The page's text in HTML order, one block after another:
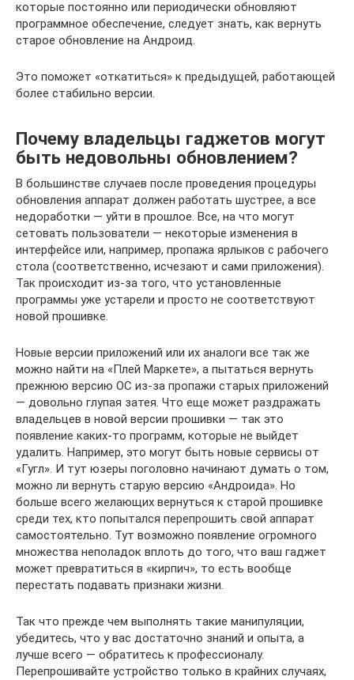
которые постоянно или периодически обновляют
программное обеспечение, следует знать, как вернуть
старое обновление на Андроид.
Это поможет «откатиться» к предыдущей, работающей
более стабильно версии.
Почему владельцы гаджетов могут
быть недовольны обновлением?
В большинстве случаев после проведения процедуры
обновления аппарат должен работать шустрее, а все
недоработки — уйти в прошлое. Все, на что могут
сетовать пользователи — некоторые изменения в
интерфейсе или, например, пропажа ярлыков с рабочего
стола (соответственно, исчезают и сами приложения).
Так происходит из-за того, что установленные
программы уже устарели и просто не соответствуют
новой прошивке.
Новые версии приложений или их аналоги все так же
можно найти на «Плей Маркете», а пытаться вернуть
прежнюю версию ОС из-за пропажи старых приложений
— довольно глупая затея. Что еще может раздражать
владельцев в новой версии прошивки — так это
появление каких-то программ, которые не выйдет
удалить. Например, это могут быть новые сервисы от
«Гугл». И тут юзеры поголовно начинают думать о том,
можно ли вернуть старую версию «Андроида». Но
больше всего желающих вернуться к старой прошивке
среди тех, кто попытался перепрошить свой аппарат
самостоятельно. Тут возможно появление огромного
множества неполадок вплоть до того, что ваш гаджет
может превратиться в «кирпич», то есть вообще
перестать подавать признаки жизни.
Так что прежде чем выполнять такие манипуляции,
убедитесь, что у вас достаточно знаний и опыта, а
лучше всего — обратитесь к профессионалу.
Перепрошивайте устройство только в крайних случаях,